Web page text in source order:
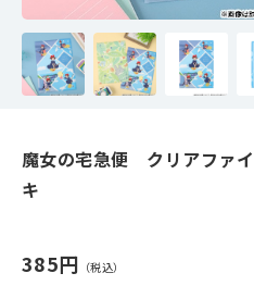
魔女の宅急便 クリアファ
キ
385円